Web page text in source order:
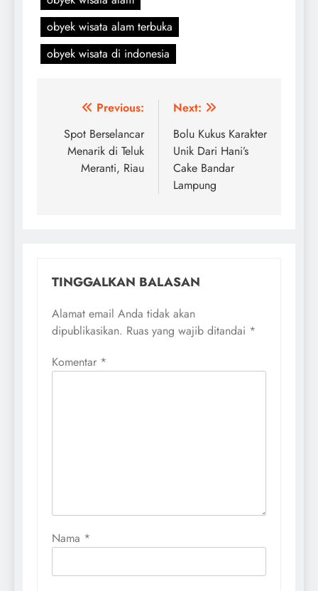
obyek wisata alam terbuka
obyek wisata di indonesia
Navigasi
pos
Previous:
Spot Berselancar
Menarik di Teluk
Meranti, Riau
Next:
Bolu Kukus Karakter
Unik Dari Hani’s
Cake Bandar
Lampung
TINGGALKAN BALASAN
Alamat email Anda tidak akan
dipublikasikan. Ruas yang wajib ditandai *
Komentar *
Nama *